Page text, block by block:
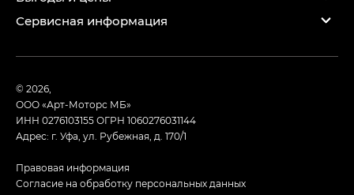
Сервисная информация
© 2026,
ООО «Арт-Моторс МБ»
ИНН 0276103155ОГРН 1060276031144
Адрес: г. Уфа, ул. Рубежная, д. 170/1
Правовая информация
Согласие на обработку персональных данных